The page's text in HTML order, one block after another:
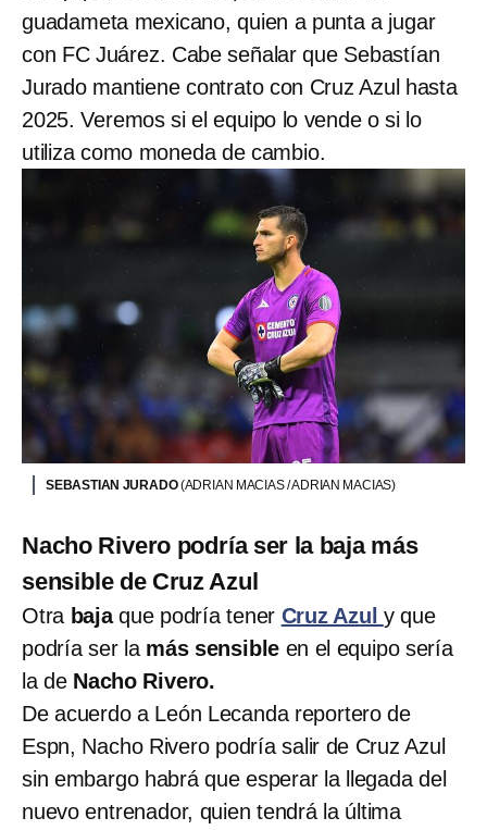
guadameta mexicano, quien a punta a jugar
con FC Juárez. Cabe señalar que Sebastían
Jurado mantiene contrato con Cruz Azul hasta
2025. Veremos si el equipo lo vende o si lo
utiliza como moneda de cambio.
SEBASTIAN JURADO(ADRIAN MACIAS / ADRIAN MACIAS)
Nacho Rivero podría ser la baja más
sensible de Cruz Azul
Otra bajaque podría tener Cruz Azul y que
podría ser la más sensible en el equipo sería
la de Nacho Rivero.
De acuerdo a León Lecanda reportero de
Espn, Nacho Rivero podría salir de Cruz Azul
sin embargo habrá que esperar la llegada del
nuevo entrenador, quien tendrá la última